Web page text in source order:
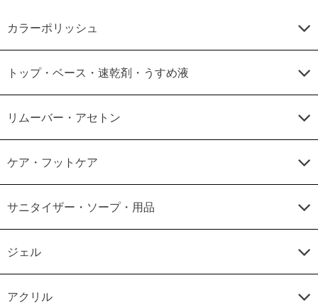
カラーポリッシュ
トップ・ベース・速乾剤・うすめ液
リムーバー・アセトン
ケア・フットケア
サニタイザー・ソープ・用品
ジェル
アクリル